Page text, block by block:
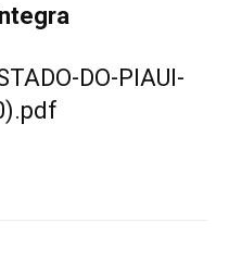
DO-PIAUI-